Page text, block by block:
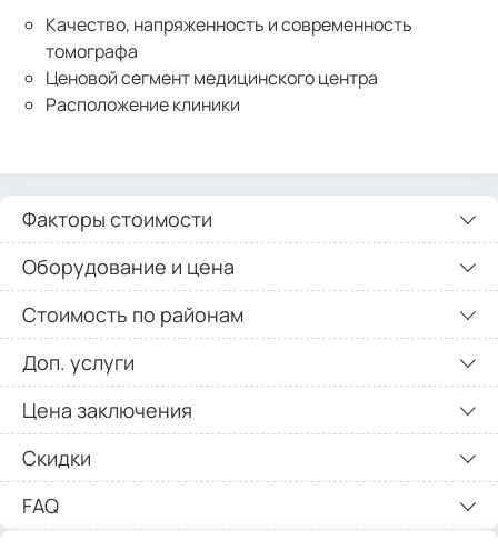
Качество, напряженность и современность
томографа
Ценовой сегмент медицинского центра
Расположение клиники
Факторы стоимости
Оборудование и цена
Стоимость по районам
Доп. услуги
Цена заключения
Скидки
FAQ